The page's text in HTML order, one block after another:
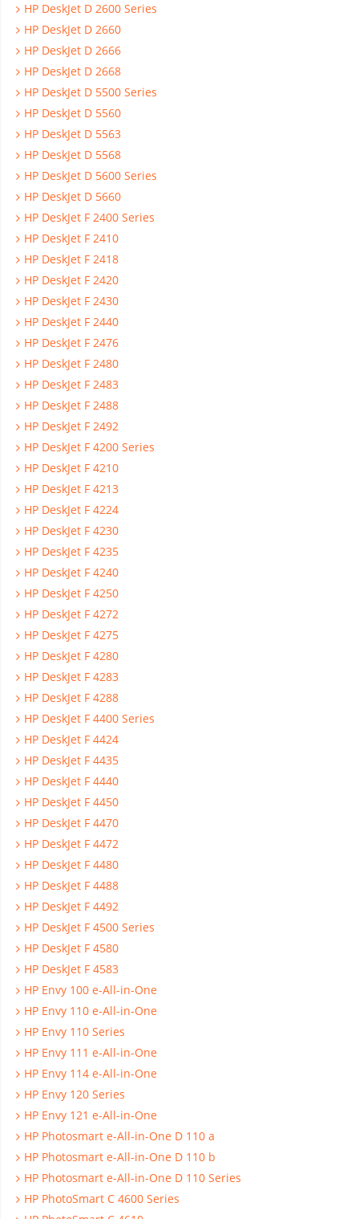
HP DeskJet D 2600 Series
HP DeskJet D 2660
HP DeskJet D 2666
HP DeskJet D 2668
HP DeskJet D 5500 Series
HP DeskJet D 5560
HP DeskJet D 5563
HP DeskJet D 5568
HP DeskJet D 5600 Series
HP DeskJet D 5660
HP DeskJet F 2400 Series
HP DeskJet F 2410
HP DeskJet F 2418
HP DeskJet F 2420
HP DeskJet F 2430
HP DeskJet F 2440
HP DeskJet F 2476
HP DeskJet F 2480
HP DeskJet F 2483
HP DeskJet F 2488
HP DeskJet F 2492
HP DeskJet F 4200 Series
HP DeskJet F 4210
HP DeskJet F 4213
HP DeskJet F 4224
HP DeskJet F 4230
HP DeskJet F 4235
HP DeskJet F 4240
HP DeskJet F 4250
HP DeskJet F 4272
HP DeskJet F 4275
HP DeskJet F 4280
HP DeskJet F 4283
HP DeskJet F 4288
HP DeskJet F 4400 Series
HP DeskJet F 4424
HP DeskJet F 4435
HP DeskJet F 4440
HP DeskJet F 4450
HP DeskJet F 4470
HP DeskJet F 4472
HP DeskJet F 4480
HP DeskJet F 4488
HP DeskJet F 4492
HP DeskJet F 4500 Series
HP DeskJet F 4580
HP DeskJet F 4583
HP Envy 100 e-All-in-One
HP Envy 110 e-All-in-One
HP Envy 110 Series
HP Envy 111 e-All-in-One
HP Envy 114 e-All-in-One
HP Envy 120 Series
HP Envy 121 e-All-in-One
HP Photosmart e-All-in-One D 110 a
HP Photosmart e-All-in-One D 110 b
HP Photosmart e-All-in-One D 110 Series
HP PhotoSmart C 4600 Series